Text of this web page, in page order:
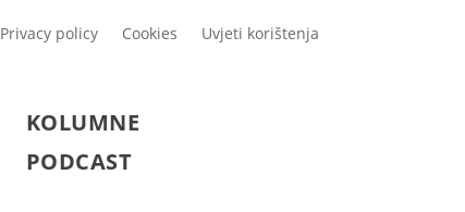
Privacy policy Cookies Uvjeti korištenja
KOLUMNE
PODCAST